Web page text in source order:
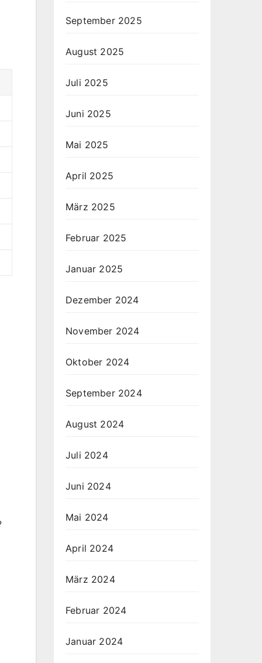
September 2025
August 2025
Juli 2025
Juni 2025
Mai 2025
April 2025
März 2025
Februar 2025
Januar 2025
Dezember 2024
November 2024
Oktober 2024
September 2024
August 2024
Juli 2024
Juni 2024
Mai 2024
April 2024
März 2024
Februar 2024
Januar 2024